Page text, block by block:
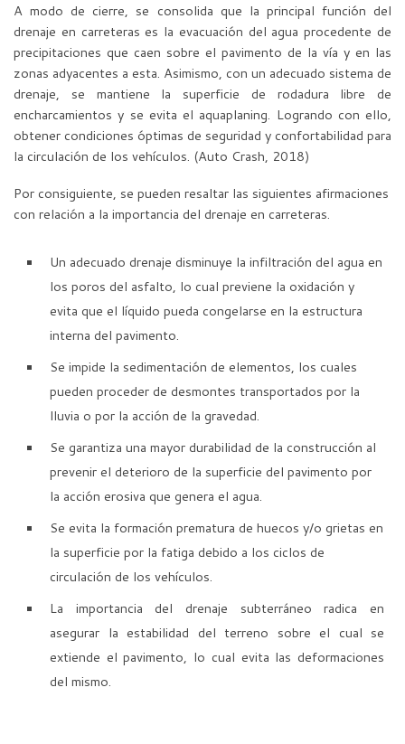
A modo de cierre, se consolida que la principal función del
drenaje en carreteras es la evacuación del agua procedente de
precipitaciones que caen sobre el pavimento de la vía y en las
zonas adyacentes a esta. Asimismo, con un adecuado sistema de
drenaje, se mantiene la superficie de rodadura libre de
encharcamientos y se evita el aquaplaning. Logrando con ello,
obtener condiciones óptimas de seguridad y confortabilidad para
la circulación de los vehículos. (Auto Crash, 2018)
Por consiguiente, se pueden resaltar las siguientes afirmaciones
con relación a la importancia del drenaje en carreteras.
Un adecuado drenaje disminuye la infiltración del agua en
los poros del asfalto, lo cual previene la oxidación y
evita que el líquido pueda congelarse en la estructura
interna del pavimento.
Se impide la sedimentación de elementos, los cuales
pueden proceder de desmontes transportados por la
lluvia o por la acción de la gravedad.
Se garantiza una mayor durabilidad de la construcción al
prevenir el deterioro de la superficie del pavimento por
la acción erosiva que genera el agua.
Se evita la formación prematura de huecos y/o grietas en
la superficie por la fatiga debido a los ciclos de
circulación de los vehículos.
La importancia del drenaje subterráneo radica en
asegurar la estabilidad del terreno sobre el cual se
extiende el pavimento, lo cual evita las deformaciones
del mismo.